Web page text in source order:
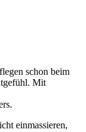
schon beim
Mit
einmassieren,